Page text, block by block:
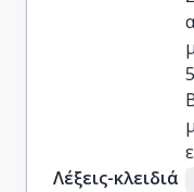
Λέξεις-κλειδιά